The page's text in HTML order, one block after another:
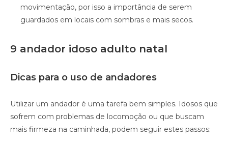
movimentação, por isso a importância de serem
guardados em locais com sombras e mais secos.
9 andador idoso adulto natal
Dicas para o uso de andadores
Utilizar um andador é uma tarefa bem simples. Idosos que
sofrem com problemas de locomoção ou que buscam
mais firmeza na caminhada, podem seguir estes passos: